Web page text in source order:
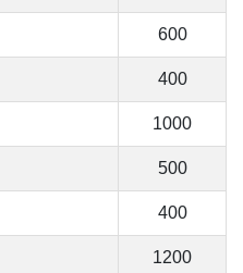
600
400
1000
500
400
1200